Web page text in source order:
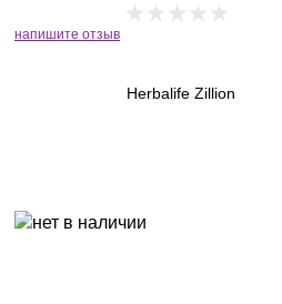
напишите отзыв
Herbalife Zillion